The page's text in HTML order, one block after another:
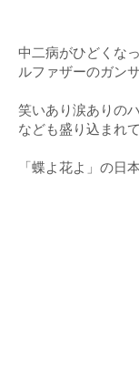
中二病がひどくな
ルファザーのガン
笑いあり涙ありの
なども盛り込まれ
「蝶よ花よ」の日